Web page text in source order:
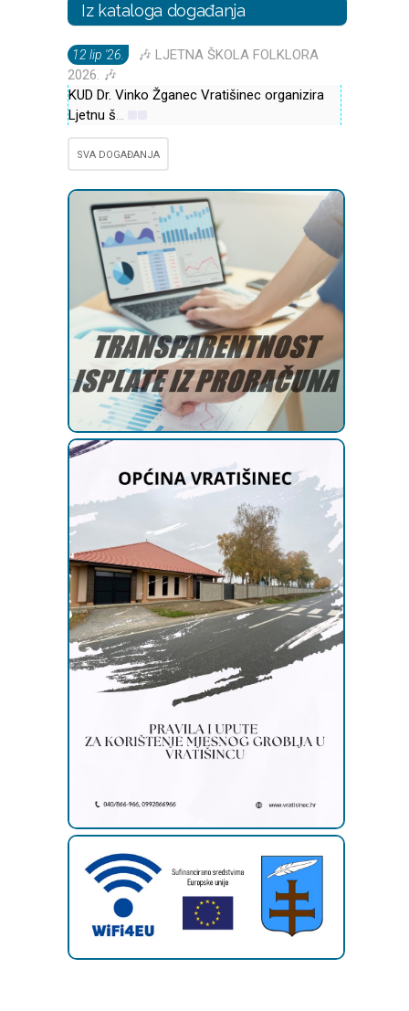
Iz kataloga događanja
12 lip '26.
🎶 LJETNA ŠKOLA FOLKLORA
2026. 🎶
KUD Dr. Vinko Žganec Vratišinec organizira
Ljetnu š...
SVA DOGAĐANJA